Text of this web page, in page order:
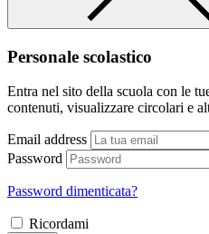
Personale scolastico
Entra nel sito della scuola con le
contenuti, visualizzare circolari e
Email address
Password
Password dimenticata?
Ricordami